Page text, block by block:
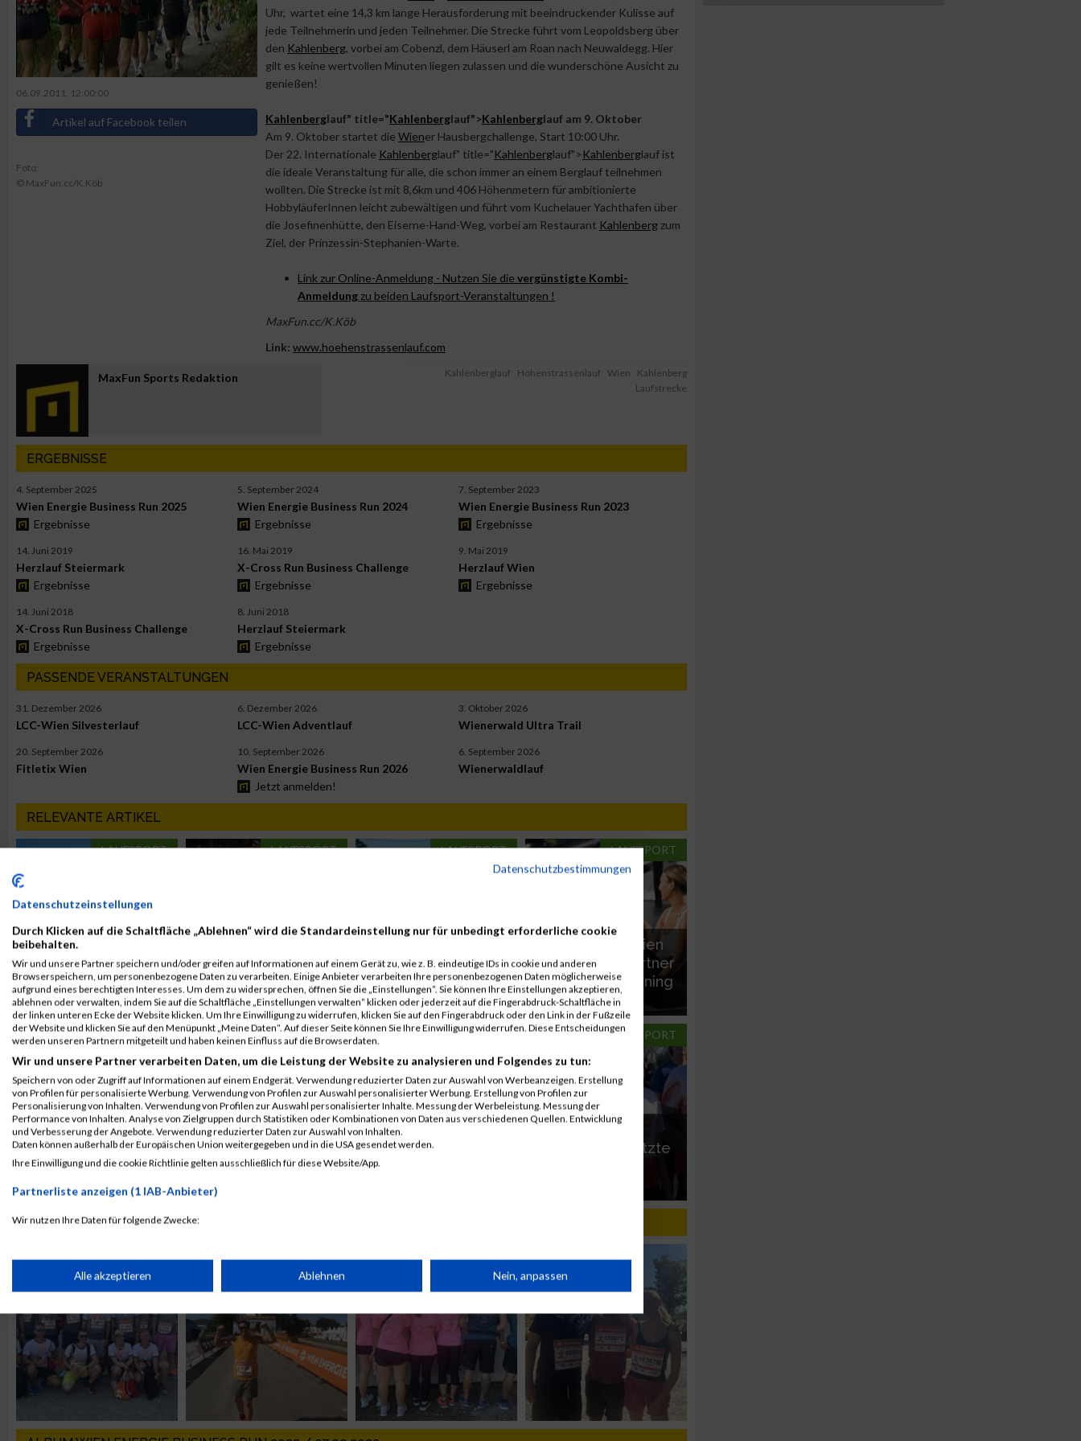
06.09.2011, 12:00:00
Artikel auf Facebook teilen
Foto:
© MaxFun.cc/K.Köb
Uhr, wartet eine 14,3 km lange Herausforderung mit beeindruckender Kulisse auf
jede Teilnehmerin und jeden Teilnehmer. Die Strecke führt vom Leopoldsberg über
den Kahlenberg, vorbei am Cobenzl, dem Häuserl am Roan nach Neuwaldegg. Hier
gilt es keine wertvollen Minuten liegen zulassen und die wunderschöne Ausicht zu
genießen!
Kahlenberglauf" title="Kahlenberglauf">Kahlenberglauf am 9. Oktober
Am 9. Oktober startet die Wiener Hausbergchallenge, Start 10:00 Uhr.
Der 22. Internationale Kahlenberglauf" title="Kahlenberglauf"> Kahlenberglauf ist
die ideale Veranstaltung für alle, die schon immer an einem Berglauf teilnehmen
wollten. Die Strecke ist mit 8,6km und 406 Höhenmetern für ambitionierte
HobbyläuferInnen leicht zubewältigen und führt vom Kuchelauer Yachthafen über
die Josefinenhütte, den Eiserne-Hand-Weg, vorbei am Restaurant Kahlenberg zum
Ziel, der Prinzessin-Stephanien-Warte.
Link zur Online-Anmeldung - Nutzen Sie die vergünstigte Kombi-
Anmeldung zu beiden Laufsport-Veranstaltungen !
MaxFun.cc/K.Köb
Link: www.hoehenstrassenlauf.com
MaxFun Sports Redaktion Kahlenberglauf Höhenstrassenlauf Wien
Kahlenberg
Laufstrecke
ERGEBNISSE
4. September 2025
Wien Energie Business Run 2025
Ergebnisse
5. September 2024
Wien Energie Business Run 2024
Ergebnisse
7. September 2023
Wien Energie Business Run 2023
Ergebnisse
14. Juni 2019
Herzlauf Steiermark
Ergebnisse
16. Mai 2019
X-Cross Run Business Challenge
Ergebnisse
9. Mai 2019
Herzlauf Wien
Ergebnisse
14. Juni 2018
X-Cross Run Business Challenge
Ergebnisse
8. Juni 2018
Herzlauf Steiermark
Ergebnisse
PASSENDE VERANSTALTUNGEN
31. Dezember 2026
LCC-Wien Silvesterlauf
6. Dezember 2026
LCC-Wien Adventlauf
3. Oktober 2026
Wienerwald Ultra Trail
20. September 2026
Fitletix Wien
10. September 2026
Wien Energie Business Run 2026
Jetzt anmelden!
6. September 2026
Wienerwaldlauf
RELEVANTE ARTIKEL
LAUFSPORT
Laufsport trifft
Teamgeist beim
Business Run Wien
2026
LAUFSPORT
2026 startet
emotional ins
Jubiläumsjahr
LAUFSPORT
2026 startet
Gesundheitsprogramm
für Laufteams
LAUFSPORT
Business Run Wien
2026: Neuer Partner
bringt mehr Training
ins Team
LAUFSPORT
25 Jahre Business
Run Wien:
Jubiläumslauf startet
2026 mit Extras
LAUFSPORT
Business Run Wien
2025: Heute zählt
der Teamspirit auf
der Strecke
TRAINING
Kärnten Läuft u.
Businessrun:
Laufsport, Hitze und
LAUFSPORT
Wien Energie
Businessrun: Letzte
ALBUM WIEN ENERGIE BUSINESS RUN / 04.09.2025
Datenschutzbestimmungen
Datenschutzeinstellungen
Durch Klicken auf die Schaltfläche „Ablehnen“ wird die Standardeinstellung nur für unbedingt erforderliche cookie
beibehalten.
Wir und unsere Partner speichern und/oder greifen auf Informationen auf einem Gerät zu, wie z. B. eindeutige IDs in cookie und anderen
Browserspeichern, um personenbezogene Daten zu verarbeiten. Einige Anbieter verarbeiten Ihre personenbezogenen Daten möglicherweise
aufgrund eines berechtigten Interesses. Um dem zu widersprechen, öffnen Sie die „Einstellungen“. Sie können Ihre Einstellungen akzeptieren,
ablehnen oder verwalten, indem Sie auf die Schaltfläche „Einstellungen verwalten“ klicken oder jederzeit auf die Fingerabdruck-Schaltfläche in
der linken unteren Ecke der Website klicken. Um Ihre Einwilligung zu widerrufen, klicken Sie auf den Fingerabdruck oder den Link in der Fußzeile
der Website und klicken Sie auf den Menüpunkt „Meine Daten“. Auf dieser Seite können Sie Ihre Einwilligung widerrufen. Diese Entscheidungen
werden unseren Partnern mitgeteilt und haben keinen Einfluss auf die Browserdaten.
Wir und unsere Partner verarbeiten Daten, um die Leistung der Website zu analysieren und Folgendes zu tun:
Speichern von oder Zugriff auf Informationen auf einem Endgerät. Verwendung reduzierter Daten zur Auswahl von Werbeanzeigen. Erstellung
von Profilen für personalisierte Werbung. Verwendung von Profilen zur Auswahl personalisierter Werbung. Erstellung von Profilen zur
Personalisierung von Inhalten. Verwendung von Profilen zur Auswahl personalisierter Inhalte. Messung der Werbeleistung. Messung der
Performance von Inhalten. Analyse von Zielgruppen durch Statistiken oder Kombinationen von Daten aus verschiedenen Quellen. Entwicklung
und Verbesserung der Angebote. Verwendung reduzierter Daten zur Auswahl von Inhalten.
Daten können außerhalb der Europäischen Union weitergegeben und in die USA gesendet werden.
Ihre Einwilligung und die cookie Richtlinie gelten ausschließlich für diese Website/App.
Partnerliste anzeigen (1 IAB-Anbieter)
Wir nutzen Ihre Daten für folgende Zwecke:
Speichern von oder Zugriff auf Informationen auf einem Endgerät
Verwendung reduzierter Daten zur Auswahl von Werbeanzeigen
Erstellung von Profilen für personalisierte Werbung
Verwendung von Profilen zur Auswahl personalisierter Werbung
Alle akzeptieren Ablehnen Nein, anpassen